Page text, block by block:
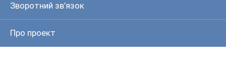
Зворотний зв’язок
Про проект